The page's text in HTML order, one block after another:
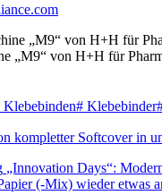
„M9“ von H+H für
Klebebinden# Klebebinder
„Innovation Days“:
(-Mix) wieder etwas